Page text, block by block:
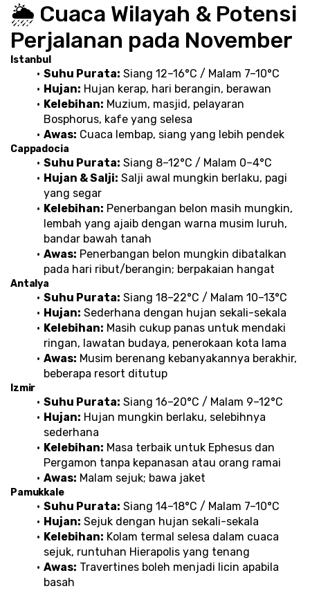
🌦️ Cuaca Wilayah & Potensi
Perjalanan pada November
Istanbul
Suhu Purata: Siang 12–16°C / Malam 7–10°C
Hujan: Hujan kerap, hari berangin, berawan
Kelebihan: Muzium, masjid, pelayaran
Bosphorus, kafe yang selesa
Awas: Cuaca lembap, siang yang lebih pendek
Cappadocia
Suhu Purata: Siang 8–12°C / Malam 0–4°C
Hujan & Salji: Salji awal mungkin berlaku, pagi
yang segar
Kelebihan: Penerbangan belon masih mungkin,
lembah yang ajaib dengan warna musim luruh,
bandar bawah tanah
Awas: Penerbangan belon mungkin dibatalkan
pada hari ribut/berangin; berpakaian hangat
Antalya
Suhu Purata: Siang 18–22°C / Malam 10–13°C
Hujan: Sederhana dengan hujan sekali-sekala
Kelebihan: Masih cukup panas untuk mendaki
ringan, lawatan budaya, penerokaan kota lama
Awas: Musim berenang kebanyakannya berakhir,
beberapa resort ditutup
Izmir
Suhu Purata: Siang 16–20°C / Malam 9–12°C
Hujan: Hujan mungkin berlaku, selebihnya
sederhana
Kelebihan: Masa terbaik untuk Ephesus dan
Pergamon tanpa kepanasan atau orang ramai
Awas: Malam sejuk; bawa jaket
Pamukkale
Suhu Purata: Siang 14–18°C / Malam 7–10°C
Hujan: Sejuk dengan hujan sekali-sekala
Kelebihan: Kolam termal selesa dalam cuaca
sejuk, runtuhan Hierapolis yang tenang
Awas: Travertines boleh menjadi licin apabila
basah